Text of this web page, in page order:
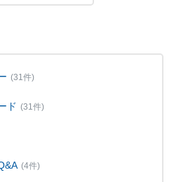
(31件)
ド (31件)
(4件)